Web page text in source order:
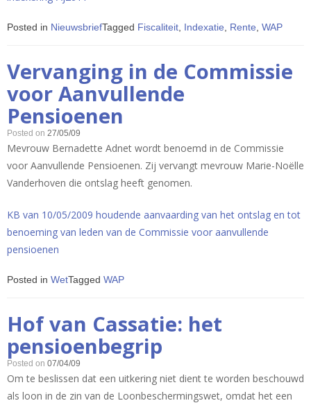
Posted in NieuwsbriefTagged Fiscaliteit Indexatie Rente WAP
Vervanging in de Commissie
voor Aanvullende
Pensioenen
Posted on 27/05/09
Mevrouw Bernadette Adnet wordt benoemd in de Commissie
voor Aanvullende Pensioenen. Zij vervangt mevrouw Marie-Noëlle
Vanderhoven die ontslag heeft genomen.
KB van 10/05/2009 houdende aanvaarding van het ontslag en tot
benoeming van leden van de Commissie voor aanvullende
pensioenen
Posted in WetTagged WAP
Hof van Cassatie: het
pensioenbegrip
Posted on 07/04/09
Om te beslissen dat een uitkering niet dient te worden beschouwd
als loon in de zin van de Loonbeschermingswet, omdat het een